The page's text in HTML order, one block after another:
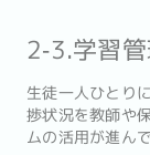
2‐3.学習
生徒一人ひとり
捗状況を教師や
ムの活用が進ん